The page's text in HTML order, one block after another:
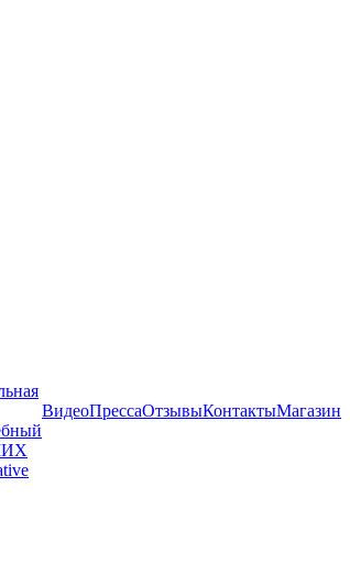
ВидеоПрессаОтзывыКонтактыМагазин